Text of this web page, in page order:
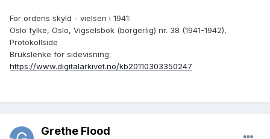
For ordens skyld - vielsen i 1941:
Oslo fylke, Oslo, Vigselsbok (borgerlig) nr. 38 (1941-1942),
Protokollside
Brukslenke for sidevisning:
https://www.digitalarkivet.no/kb20110303350247
Grethe Flood